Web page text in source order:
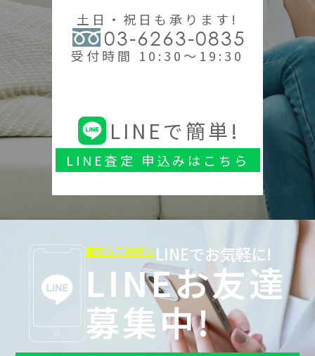
土日・祝日も承ります!
03-6263-0835
受付時間 10:30～19:30
LINEで簡単!
LINE査定 申込みはこちら
査定もご相談も LINEでお気軽に!
LINEお友達
募集中!